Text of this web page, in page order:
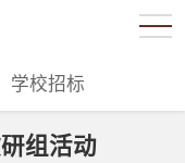
学校招标
组活动